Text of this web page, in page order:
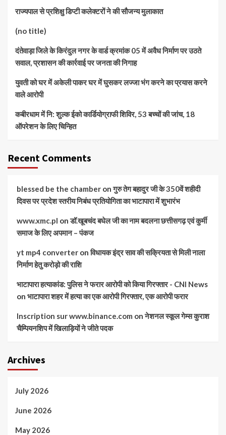
राज्यपाल से प्रशिक्षु डिप्टी कलेक्टरों ने की सौजन्य मुलाकात
(no title)
दंतेवाड़ा जिले के किरंदुल नगर के वार्ड क्रमांक 05 में अवैध निर्माण पर उठते
सवाल, प्रशासन की कार्रवाई पर जनता की निगाह
युवती को घर में अकेली पाकर घर में घुसकर लज्जा भंग करने का प्रयास करने
वाले आरोपी
कबीरधाम में नि: शुल्क ईको कार्डियोग्राफी शिविर, 53 बच्चों की जांच, 18
ऑपरेशन के लिए चिन्हित
Recent Comments
blessed be the chamber onगुरु तेग बहादुर जी के 350वें शहीदी
दिवस पर प्रदेश स्तरीय निबंध प्रतियोगिता का भाटापारा में शुभारंभ
www.xmc.pl onडॉ.खूबचंद बघेल जी का नाम बदलना छत्तीसगढ़ एवं कुर्मी
समाज के लिए अपमान – पंकज
yt mp4 converter onविधायक इंद्र साव की सक्रियता से मिली नाला
निर्माण हेतु करोड़ो की राशि
भाटापारा हत्याकांड: पुलिस ने फरार आरोपी को किया गिरफ्तार - CNI News
on भाटापारा शहर में हत्या का एक आरोपी गिरफ्तार, एक आरोपी फरार
Inscription sur www.binance.com onनेशनल स्कूल गेम्स कुराश
चैम्पियनशिप में खिलाड़ियों ने जीते पदक
Archives
July 2026
June 2026
May 2026